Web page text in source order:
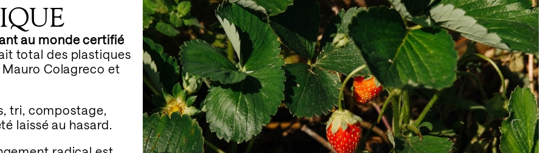
au monde certifié
total des plastiques
Mauro Colagreco et
tri, compostage,
laissé au hasard.
NOS ACTUALITÉS